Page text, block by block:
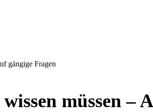
gängige Fragen
müssen –